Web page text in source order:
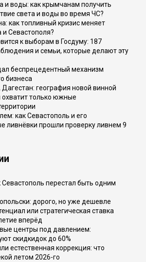
и воды: как крымчанам получить
света и воды во время ЧС?
как топливный кризис меняет
Севастополя?
к выборам в Госдуму: 187
и семьи, которые делают эту
беспрецедентный механизм
бизнеса
география новой винной
только южные
как Севастополь и его
ливнёвки прошли проверку ливнем 9
Севастополь перестал быть одним
дорого, но уже дешевле
или стратегическая ставка
вперёд
центры под давлением:
скидкидок до 60%
естественная коррекция: что
летом 2026-го